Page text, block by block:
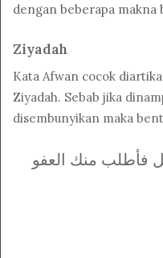
dengan beberapa makna
Ziyadah
Kata Afwan cocok
Ziyadah. Sebab jika
disembunyikan maka
فأطلب منك العفو